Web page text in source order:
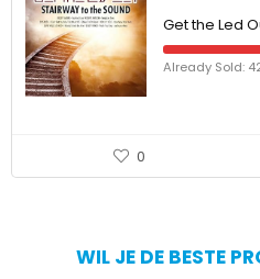
Get the Led
Already Sold:
0
WIL JE DE BESTE